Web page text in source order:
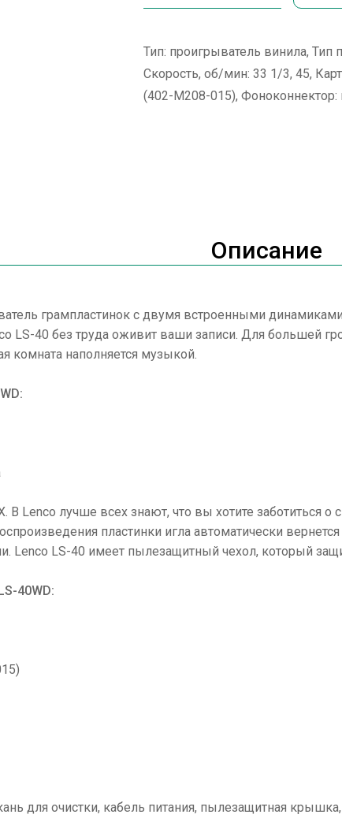
Тип: проигрыватель винила, Тип
Скорость, об/мин: 33 1/3, 45,
(402-M208-015), Фоноконнектор:
Описание
грампластинок с двумя встроенными
LS-40 без труда оживит ваши записи. Для большей
комната наполняется музыкой.
В Lenco лучше всех знают, что вы хотите заботиться
пластинки игла автоматически
Lenco LS-40 имеет пылезащитный чехол, который
40WD:
для очистки, кабель питания, пылезащитная